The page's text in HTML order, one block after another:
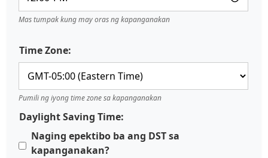
Mas tumpak kung may oras ng kapanganakan
Time Zone:
Pumili ng iyong time zone sa kapanganakan
Daylight Saving Time:
Naging epektibo ba ang DST sa
kapanganakan?